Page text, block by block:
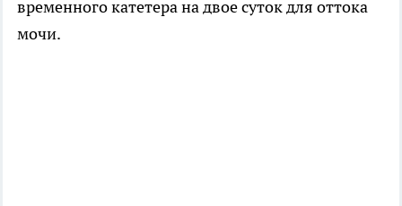
временного катетера на двое суток для оттока
мочи.